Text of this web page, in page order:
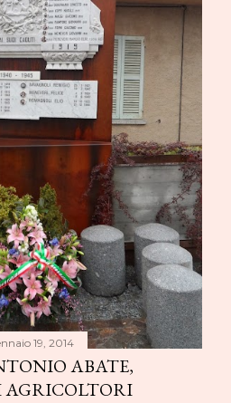
19, 2014
ABATE,
AGRICOLTORI